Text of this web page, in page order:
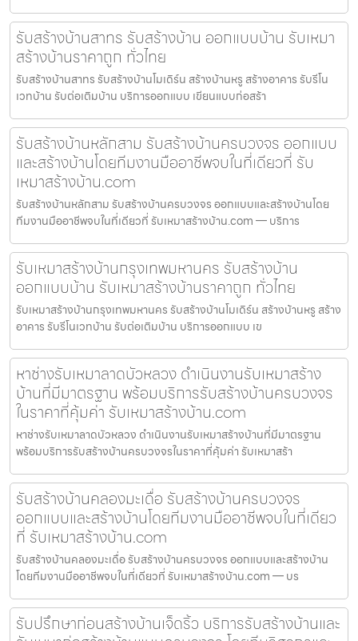
รับสร้างบ้านสาทร รับสร้างบ้าน ออกแบบบ้าน รับเหมา
สร้างบ้านราคาถูก ทั่วไทย
รับสร้างบ้านสาทร รับสร้างบ้านโมเดิร์น สร้างบ้านหรู สร้างอาคาร รับรีโน
เวทบ้าน รับต่อเติมบ้าน บริการออกแบบ เขียนแบบก่อสร้า
รับสร้างบ้านหลักสาม รับสร้างบ้านครบวงจร ออกแบบ
และสร้างบ้านโดยทีมงานมืออาชีพจบในที่เดียวที่ รับ
เหมาสร้างบ้าน.com
รับสร้างบ้านหลักสาม รับสร้างบ้านครบวงจร ออกแบบและสร้างบ้านโดย
ทีมงานมืออาชีพจบในที่เดียวที่ รับเหมาสร้างบ้าน.com — บริการ
รับเหมาสร้างบ้านกรุงเทพมหานคร รับสร้างบ้าน
ออกแบบบ้าน รับเหมาสร้างบ้านราคาถูก ทั่วไทย
รับเหมาสร้างบ้านกรุงเทพมหานคร รับสร้างบ้านโมเดิร์น สร้างบ้านหรู สร้าง
อาคาร รับรีโนเวทบ้าน รับต่อเติมบ้าน บริการออกแบบ เข
หาช่างรับเหมาลาดบัวหลวง ดำเนินงานรับเหมาสร้าง
บ้านที่มีมาตรฐาน พร้อมบริการรับสร้างบ้านครบวงจร
ในราคาที่คุ้มค่า รับเหมาสร้างบ้าน.com
หาช่างรับเหมาลาดบัวหลวง ดำเนินงานรับเหมาสร้างบ้านที่มีมาตรฐาน
พร้อมบริการรับสร้างบ้านครบวงจรในราคาที่คุ้มค่า รับเหมาสร้า
รับสร้างบ้านคลองมะเดื่อ รับสร้างบ้านครบวงจร
ออกแบบและสร้างบ้านโดยทีมงานมืออาชีพจบในที่เดียว
ที่ รับเหมาสร้างบ้าน.com
รับสร้างบ้านคลองมะเดื่อ รับสร้างบ้านครบวงจร ออกแบบและสร้างบ้าน
โดยทีมงานมืออาชีพจบในที่เดียวที่ รับเหมาสร้างบ้าน.com — บร
รับปรึกษาก่อนสร้างบ้านเจ็ดริ้ว บริการรับสร้างบ้านและ